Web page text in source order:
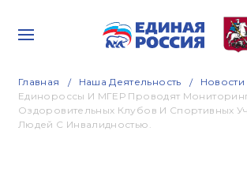
Главная Наша Деятельность Новости
Единороссы И МГЕР Проводят
Оздоровительных Клубов И Спортивных
Людей С Инвалидностью.